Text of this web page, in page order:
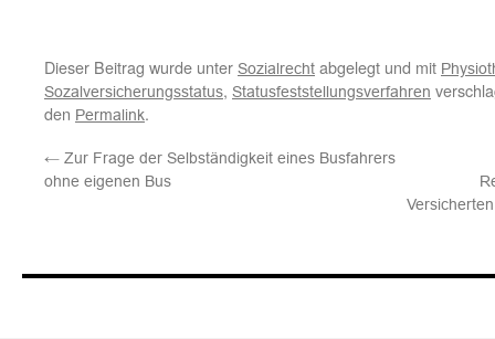
Dieser Beitrag wurde unter Sozialrecht abgelegt und mit
Sozalversicherungsstatus, Statusfeststellungsverfahren
den Permalink.
← Zur Frage der Selbständigkeit eines Busfahrers
ohne eigenen Bus